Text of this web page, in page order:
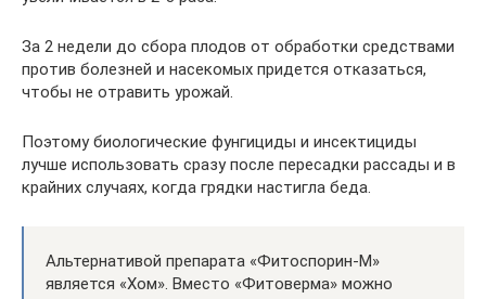
За 2 недели до сбора плодов от обработки средствами
против болезней и насекомых придется отказаться,
чтобы не отравить урожай.
Поэтому биологические фунгициды и инсектициды
лучше использовать сразу после пересадки рассады и в
крайних случаях, когда грядки настигла беда.
Альтернативой препарата «Фитоспорин-М»
является «Хом». Вместо «Фитоверма» можно